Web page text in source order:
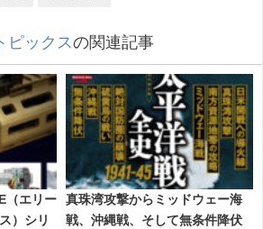
ピックスの関連記事
（エリー
）シリ
真珠湾攻撃からミッドウェー海
戦、沖縄戦、そして無条件降伏